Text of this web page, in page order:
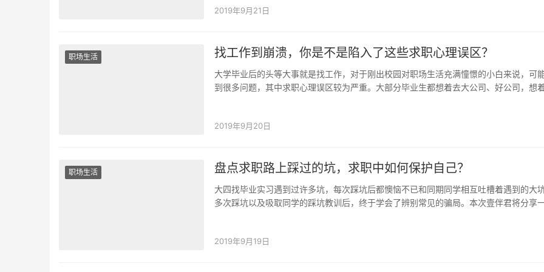
2019年9月21日
职场生活 找工作到崩溃，你是不是陷入了这些求职心理误区？
大学毕业后的头等大事就是找工作，对于刚出校园对职场生活充满憧憬的小白来说，可
到很多问题，其中求职心理误区较为严重。大部分毕业生都想着去大公司、好公司，想
2019年9月20日
职场生活 盘点求职路上踩过的坑，求职中如何保护自己？
大四找毕业实习遇到过许多坑，每次踩坑后都懊恼不已和同期同学相互吐槽着遇到的大
多次踩坑以及吸取同学的踩坑教训后，终于学会了辨别常见的骗局。本次壹伴君将分享
2019年9月19日